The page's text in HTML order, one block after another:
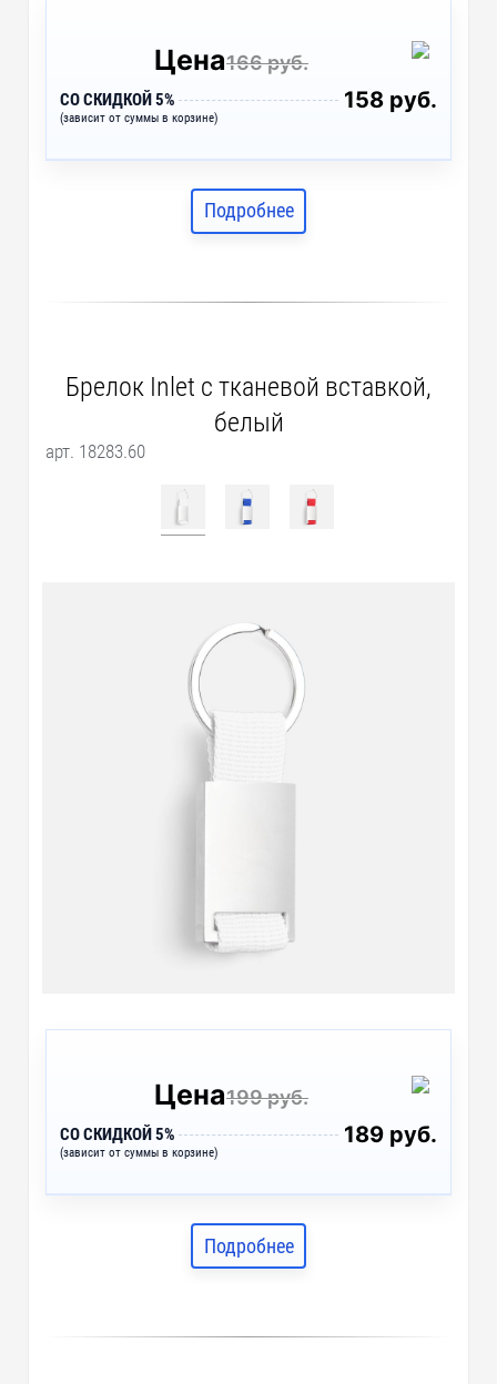
Цена166 руб.
СО СКИДКОЙ 5%
(зависит от суммы в корзине)
158 руб.
Подробнее
Брелок Inlet с тканевой вставкой,
белый
арт. 18283.60
Цена199 руб.
СО СКИДКОЙ 5%
(зависит от суммы в корзине)
189 руб.
Подробнее